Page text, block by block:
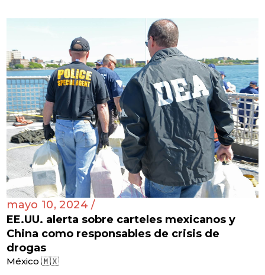
mayo 10, 2024 /
EE.UU. alerta sobre carteles mexicanos y
China como responsables de crisis de
drogas
México 🇲🇽